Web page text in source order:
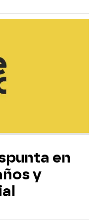
en
y